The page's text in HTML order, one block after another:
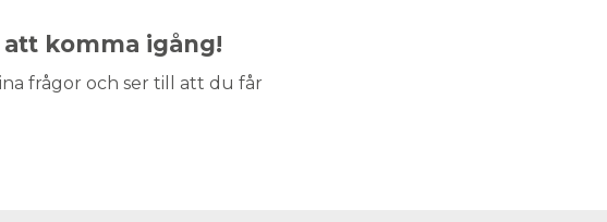
komma igång!
frågor och ser till att du får